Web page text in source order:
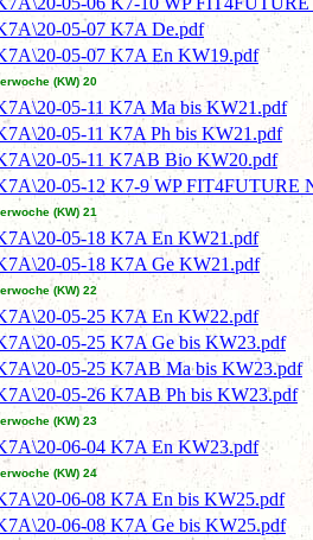
05-07 K7A De.pdf
05-07 K7A En KW19.pdf
(KW) 20
05-11 K7A Ma bis KW21.pdf
05-11 K7A Ph bis KW21.pdf
05-11 K7AB Bio KW20.pdf
05-12 K7-9 WP FIT4FUTURE
(KW) 21
05-18 K7A En KW21.pdf
05-18 K7A Ge KW21.pdf
(KW) 22
05-25 K7A En KW22.pdf
05-25 K7A Ge bis KW23.pdf
05-25 K7AB Ma bis KW23.pdf
05-26 K7AB Ph bis KW23.pdf
(KW) 23
06-04 K7A En KW23.pdf
(KW) 24
06-08 K7A En bis KW25.pdf
06-08 K7A Ge bis KW25.pdf